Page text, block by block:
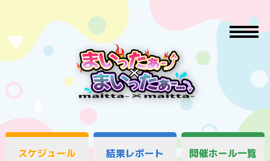
スケジュール 結果レポート 開催ホール一覧